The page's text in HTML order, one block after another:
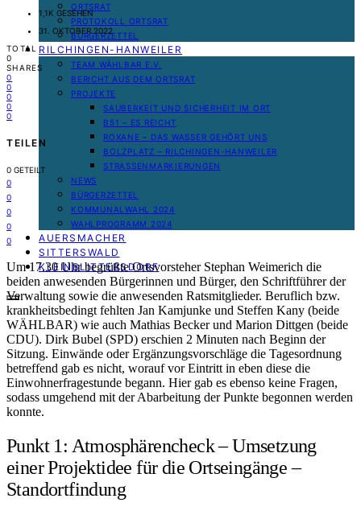
ORTSRAT
PROTOKOLL ORTSRAT
BÜRGERZETTEL
RILCHINGEN-HANWEILER
TEAM WÄHLBAR E.V.
BERICHT AUS DEM ORTSRAT
PROJEKTE
SAUBERKEIT UND SICHERHEIT IM ORT
B51 – ES REICHT
ROXANE – DAS WASSER GEHÖRT UNS
BOLZPLATZ – RILCHINGEN-HANWEILER
STRASSENMARKIERUNGEN
NEWS
BÜRGERZETTEL
KOMMUNALWAHL 2024
WAHLPROGRAMM 2024
AUERSMACHER
SITTERSWALD
KLEINBLITTERSDORF
1,1K GESEHEN
31. OKTOBER 2022
TOTAL
0
SHARES
0
0
0
0
0
TEILEN
0 GETEILT
0
0
0
0
0
Um 17.30 Uhr begrüßte Ortsvorsteher Stephan Weimerich die
beiden anwesenden Bürgerinnen und Bürger, den Schriftführer der
Verwaltung sowie die anwesenden Ratsmitglieder. Beruflich bzw.
krankheitsbedingt fehlten Jan Kamjunke und Steffen Kany (beide
WÄHLBAR) wie auch Mathias Becker und Marion Dittgen (beide
CDU). Dirk Bubel (SPD) erschien 2 Minuten nach Beginn der
Sitzung. Einwände oder Ergänzungsvorschläge die Tagesordnung
betreffend gab es nicht, worauf vor Eintritt in eben diese die
Einwohnerfragestunde begann. Hier gab es ebenso keine Fragen,
sodass umgehend mit der Abarbeitung der Punkte begonnen werden
konnte.
Punkt 1: Atmosphärencheck – Umsetzung
einer Projektidee für die Ortseingänge –
Standortfindung